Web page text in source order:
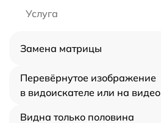
Услуга
Замена матрицы
Перевёрнутое изображение
в видоискателе или на видео
Видна только половина